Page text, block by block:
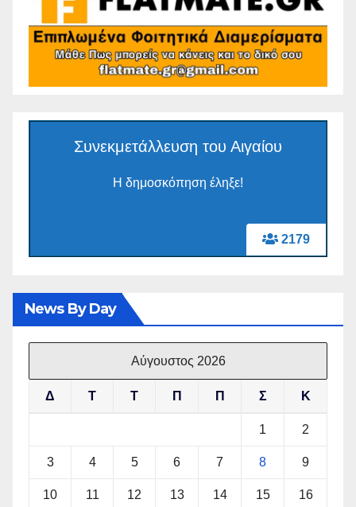
2179
Συνεκμετάλλευση του Αιγαίου
Η δημοσκόπηση έληξε!
News By Day
Αύγουστος 2026
Δ Τ Τ Π Π Σ Κ
1 2
3 4 5 6 7 8 9
10 11 12 13 14 15 16